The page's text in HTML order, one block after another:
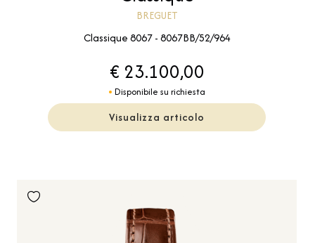
BREGUET
Classique 8067 - 8067BB/52/964
€ 23.100,00
Disponibile su richiesta
Visualizza articolo